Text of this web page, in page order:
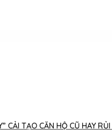
CẢI TẠO CĂN HỘ CŨ HAY